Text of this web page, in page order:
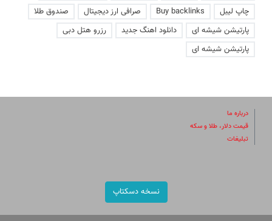
چاپ لیبل
Buy backlinks صرافی ارز دیجیتال
صندوق طلا
پارتیشن شیشه ای
دانلود اهنگ جدید
رزرو هتل دبی
پارتیشن شیشه ای
درباره ما
قیمت دلار، طلا و سکه
تبلیغات
نسخه دسکتاپ